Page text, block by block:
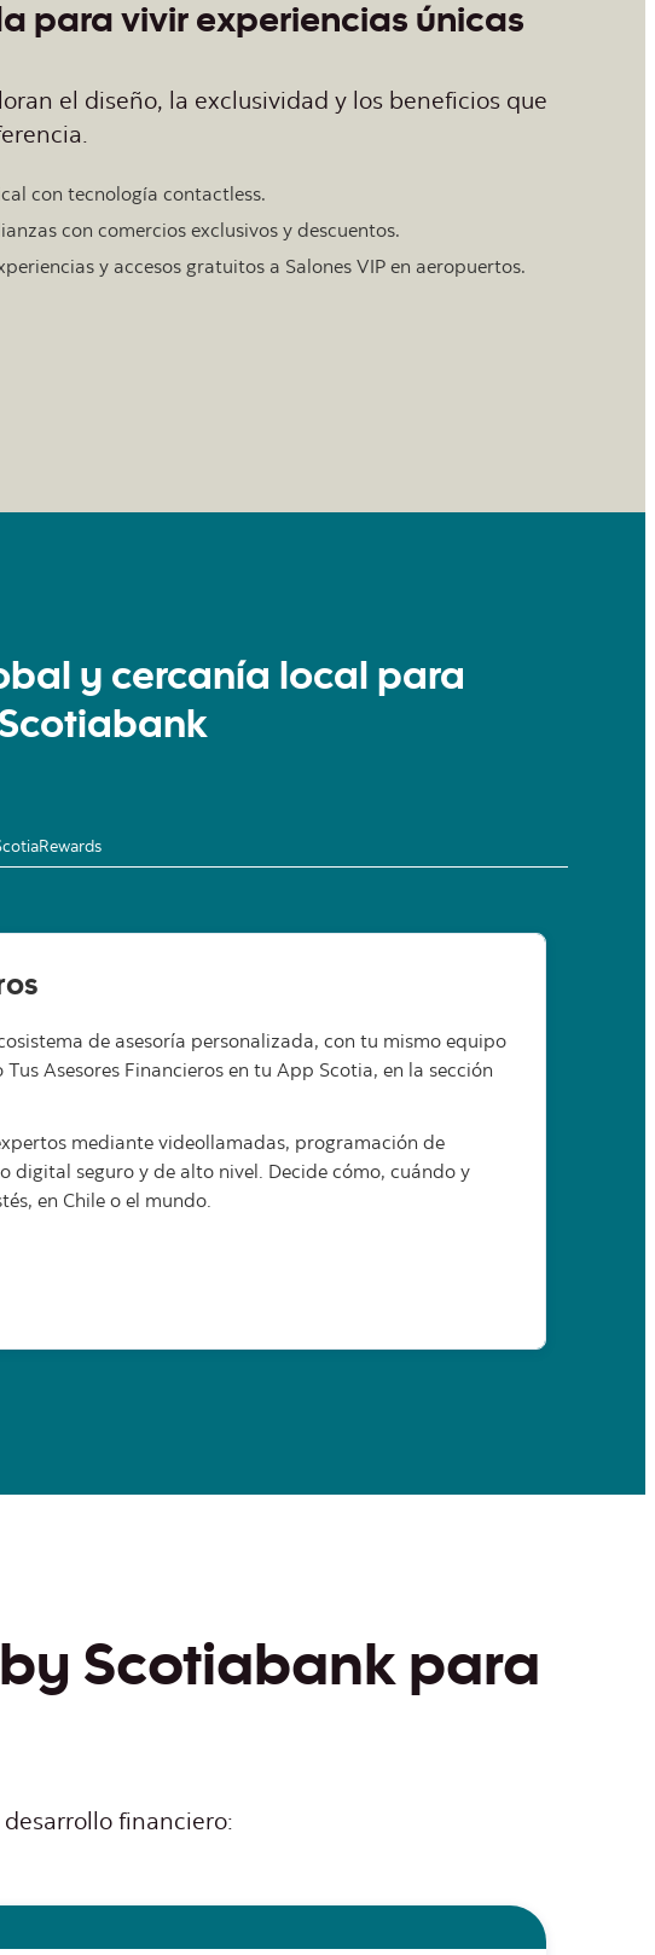
para vivir experiencias únicas
el diseño, la exclusividad y los beneficios que
con tecnología contactless.
con comercios exclusivos y descuentos.
y accesos gratuitos a Salones VIP en aeropuertos.
y cercanía local para
de asesoría personalizada, con tu mismo equipo
Asesores Financieros en tu App Scotia, en la sección
mediante videollamadas, programación de
digital seguro y de alto nivel. Decide cómo, cuándo y
en Chile o el mundo.
Scotiabank​ para
financiero: